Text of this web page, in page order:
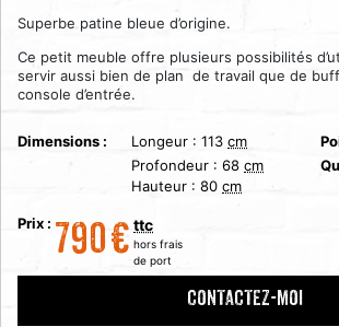
Superbe patine bleue d’origine.
Ce petit meuble offre plusieurs possibilités
servir aussi bien de plan de travail que de
console d’entrée.
Dimensions : Longeur : 113 cm
Profondeur : 68 cm
Hauteur : 80 cm
Prix : 790€ ttc
hors frais
de port
CONTACTEZ-MOI